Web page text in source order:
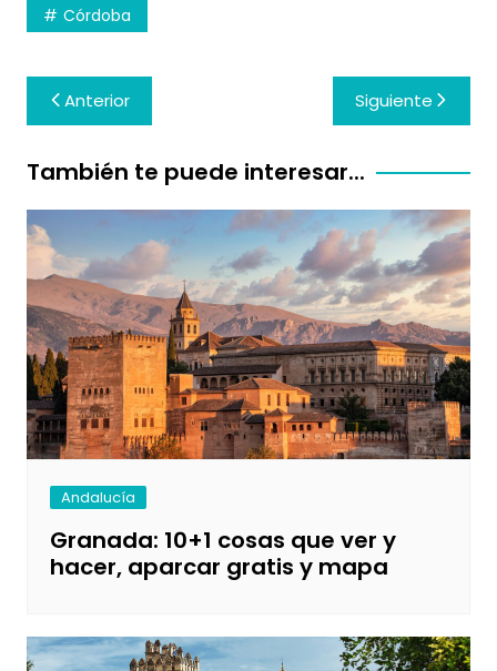
Córdoba
Navegación
de
entradas
Anterior Siguiente
También te puede interesar...
Andalucía
Granada: 10+1 cosas que ver y
hacer, aparcar gratis y mapa